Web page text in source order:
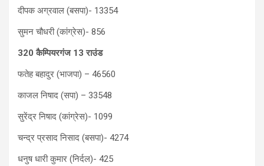
दीपक अग्रवाल (बसपा)- 13354
सुमन चौधरी (कांग्रेस)- 856
320 कैम्पियरगंज 13 राउंड
फतेह बहादुर (भाजपा) – 46560
काजल निषाद (सपा) – 33548
सुरेंद्र निषाद (कांग्रेस)- 1099
चन्द्र प्रसाद निसाद (बसपा)- 4274
धनुष धारी कुमार (निर्दल)- 425